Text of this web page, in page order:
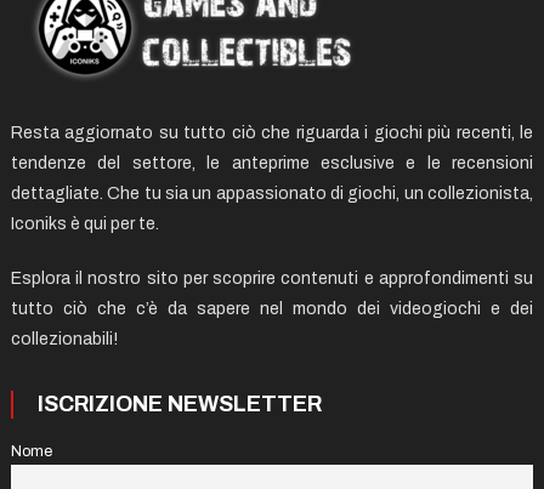
Resta aggiornato su tutto ciò che riguarda i giochi più recenti, le
tendenze del settore, le anteprime esclusive e le recensioni
dettagliate. Che tu sia un appassionato di giochi, un collezionista,
Iconiks è qui per te.
Esplora il nostro sito per scoprire contenuti e approfondimenti su
tutto ciò che c’è da sapere nel mondo dei videogiochi e dei
collezionabili!
ISCRIZIONE NEWSLETTER
Nome